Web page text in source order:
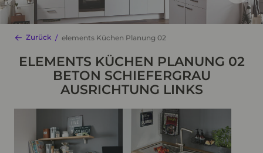
Zurück elements Küchen Planung 02
ELEMENTS KÜCHEN PLANUNG 02
BETON SCHIEFERGRAU
AUSRICHTUNG LINKS